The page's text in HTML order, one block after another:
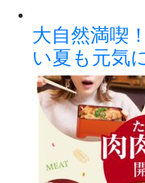
大自然満喫
い夏も元気